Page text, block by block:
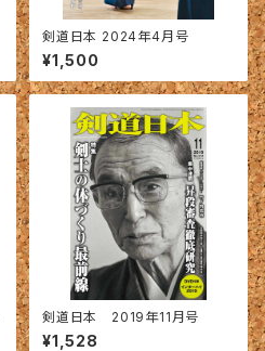
剣道日本 2024年4月号
¥1,500
剣道日本 2019年11月号
¥1,528